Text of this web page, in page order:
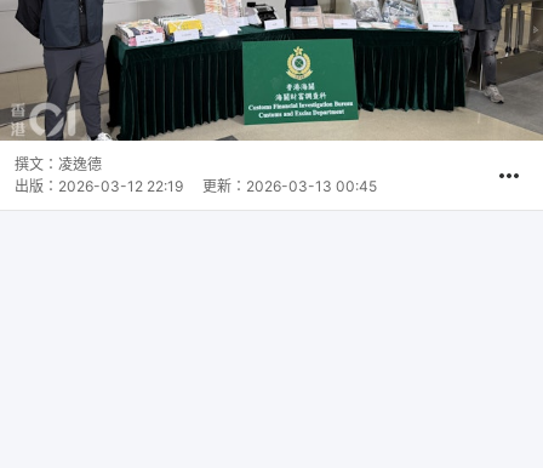
撰文： 凌逸德
出版： 2026-03-12 22:19 更新： 2026-03-13 00:45